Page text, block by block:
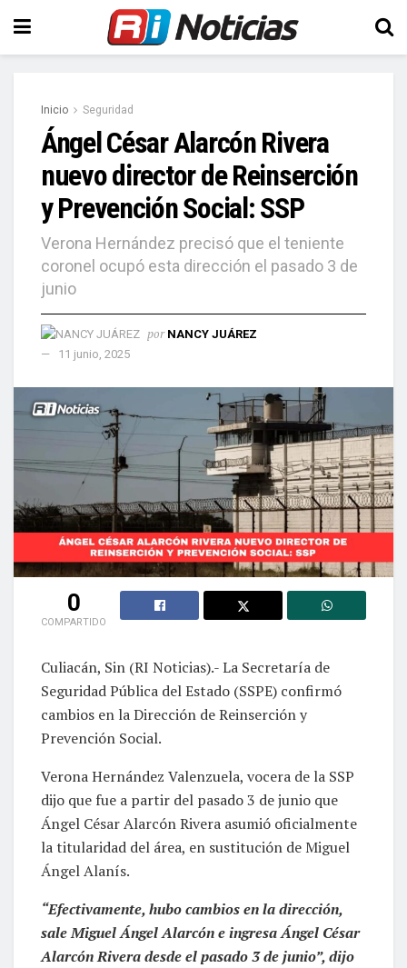
Inicio Seguridad
Ángel César Alarcón Rivera
nuevo director de Reinserción
y Prevención Social: SSP
Verona Hernández precisó que el teniente
coronel ocupó esta dirección el pasado 3 de
junio
por NANCY JUÁREZ
11 junio, 2025
0
COMPARTIDO
Culiacán, Sin (RI Noticias).- La Secretaría de
Seguridad Pública del Estado (SSPE) confirmó
cambios en la Dirección de Reinserción y
Prevención Social.
Verona Hernández Valenzuela, vocera de la SSP
dijo que fue a partir del pasado 3 de junio que
Ángel César Alarcón Rivera asumió oficialmente
la titularidad del área, en sustitución de Miguel
Ángel Alanís.
“Efectivamente, hubo cambios en la dirección,
sale Miguel Ángel Alarcón e ingresa Ángel César
Alarcón Rivera desde el pasado 3 de junio”, dijo